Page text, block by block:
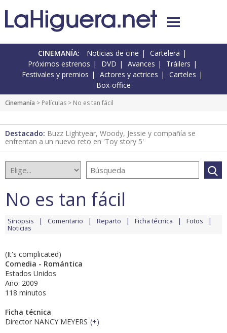
CINEMANÍA: Noticias de cine
Cartelera
Próximos estrenos
DVD Avances
Tráilers
Festivales y premios
Actores y actrices
Carteles
Box-office
Cinemanía > Películas > No es tan fácil
Destacado: Buzz Lightyear, Woody, Jessie y compañía se
enfrentan a un nuevo reto en 'Toy story 5'
No es tan fácil
Sinopsis Comentario Reparto Ficha técnica Fotos
Noticias
(It's complicated)
Comedia - Romántica
Estados Unidos
Año: 2009
118 minutos
Ficha técnica
Director NANCY MEYERS (+)